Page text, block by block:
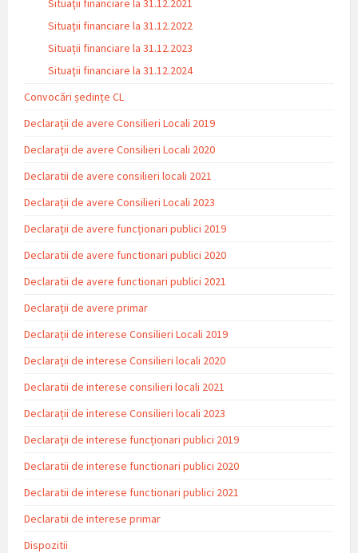
Situaţii financiare la 31.12.2022
Situații financiare la 31.12.2023
Situaţii financiare la 31.12.2024
Convocări ședințe CL
Declarații de avere Consilieri Locali 2019
Declarații de avere Consilieri Locali 2020
Declaratii de avere consilieri locali 2021
Declarații de avere Consilieri Locali 2023
Declarații de avere funcționari publici 2019
Declaratii de avere functionari publici 2020
Declaratii de avere functionari publici 2021
Declarații de avere primar
Declarații de interese Consilieri Locali 2019
Declarații de interese Consilieri locali 2020
Declaratii de interese consilieri locali 2021
Declarații de interese Consilieri locali 2023
Declarații de interese funcționari publici 2019
Declaratii de interese functionari publici 2020
Declaratii de interese functionari publici 2021
Declaratii de interese primar
Dispozitii